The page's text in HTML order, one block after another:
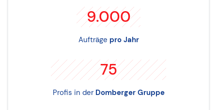
9.000
Aufträge pro Jahr
75
Profis in der Domberger Gruppe